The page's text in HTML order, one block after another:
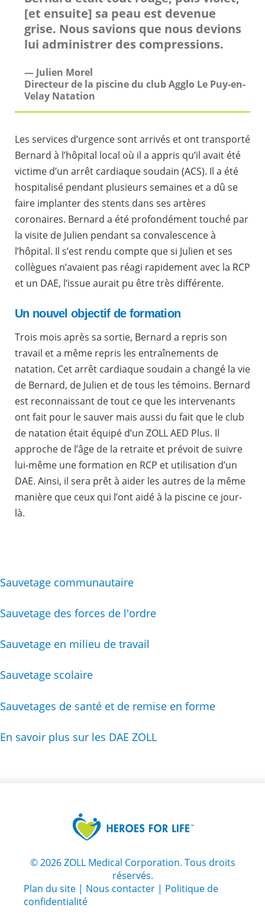
[et ensuite] sa peau est devenue
grise. Nous savions que nous devions
lui administrer des compressions.
— Julien Morel
Directeur de la piscine du club Agglo Le Puy-en-
Velay Natation
Les services d’urgence sont arrivés et ont transporté
Bernard à l’hôpital local où il a appris qu’il avait été
victime d’un arrêt cardiaque soudain (ACS). Il a été
hospitalisé pendant plusieurs semaines et a dû se
faire implanter des stents dans ses artères
coronaires. Bernard a été profondément touché par
la visite de Julien pendant sa convalescence à
l’hôpital. Il s’est rendu compte que si Julien et ses
collègues n’avaient pas réagi rapidement avec la RCP
et un DAE, l’issue aurait pu être très différente.
Un nouvel objectif de formation
Trois mois après sa sortie, Bernard a repris son
travail et a même repris les entraînements de
natation. Cet arrêt cardiaque soudain a changé la vie
de Bernard, de Julien et de tous les témoins. Bernard
est reconnaissant de tout ce que les intervenants
ont fait pour le sauver mais aussi du fait que le club
de natation était équipé d’un ZOLL AED Plus. Il
approche de l’âge de la retraite et prévoit de suivre
lui-même une formation en RCP et utilisation d’un
DAE. Ainsi, il sera prêt à aider les autres de la même
manière que ceux qui l’ont aidé à la piscine ce jour-
là.
Sauvetage communautaire
Sauvetage des forces de l'ordre
Sauvetage en milieu de travail
Sauvetage scolaire
Sauvetages de santé et de remise en forme
En savoir plus sur les DAE ZOLL
©2026ZOLL Medical Corporation. Tous droits
réservés.
Plan du site | Nous contacter | Politique de
confidentialité